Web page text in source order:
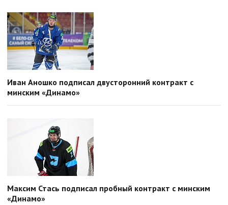
Иван Аношко подписал двусторонний контракт с
минским «Динамо»
Максим Стась подписал пробный контракт с минским
«Динамо»